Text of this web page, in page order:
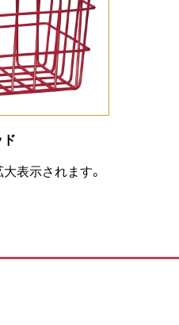
ド
表示されます。